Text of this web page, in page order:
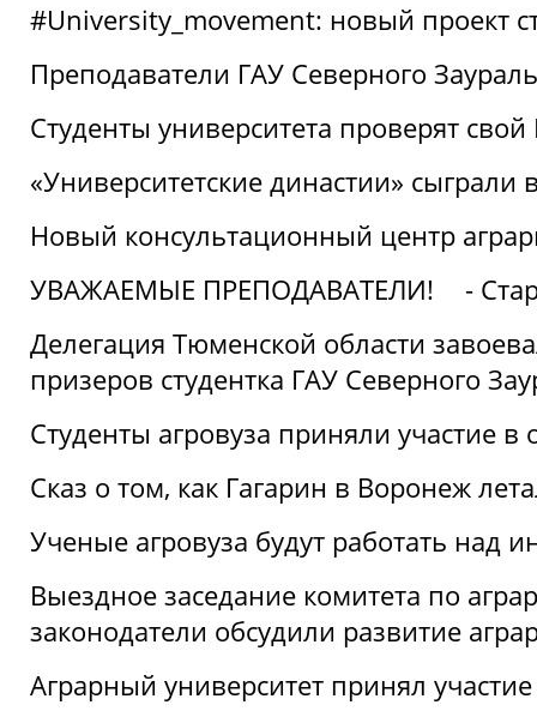
#University_movement: новый проект
Преподаватели ГАУ Северного
Студенты университета проверят свой
«Университетские династии»
Новый консультационный центр
УВАЖАЕМЫЕ ПРЕПОДАВАТЕЛИ!
-
Делегация Тюменской области
призеров студентка ГАУ Северного
Студенты агровуза приняли участие в
Сказ о том, как Гагарин в Воронеж
Ученые агровуза будут работать над
Выездное заседание комитета по
законодатели обсудили развитие
Аграрный университет принял